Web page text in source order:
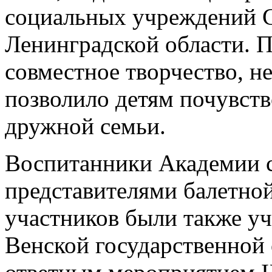
социальных учреждений
Ленинградской области.
совместное творчество,
позволило детям
дружной семьи.
Воспитанники Академии
представителями
участников были также
Венской